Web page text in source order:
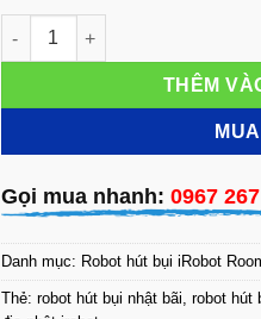
iRobot Roomba 531 số lượng
THÊM
Gọi mua nhanh: 0967
Danh mục: Robot hút bụi iRobot
Thẻ: robot hút bụi nhật bãi, robot hút